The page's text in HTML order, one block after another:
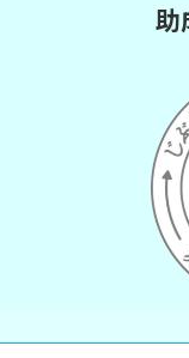
助